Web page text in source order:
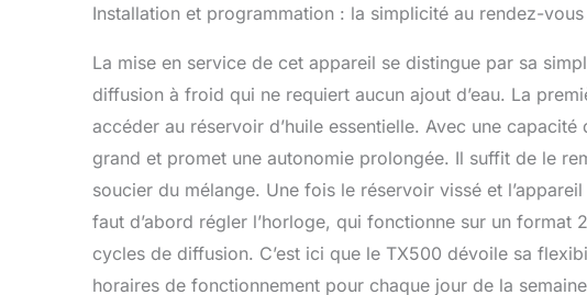
Installation et programmation : la simplicité au rendez-vous
La mise en service de cet appareil se distingue par sa
diffusion à froid qui ne requiert aucun ajout d’eau. La
accéder au réservoir d’huile essentielle. Avec une
grand et promet une autonomie prolongée. Il suffit de le
soucier du mélange. Une fois le réservoir vissé et
faut d’abord régler l’horloge, qui fonctionne sur un format
cycles de diffusion. C’est ici que le TX500 dévoile sa
horaires de fonctionnement pour chaque jour de la